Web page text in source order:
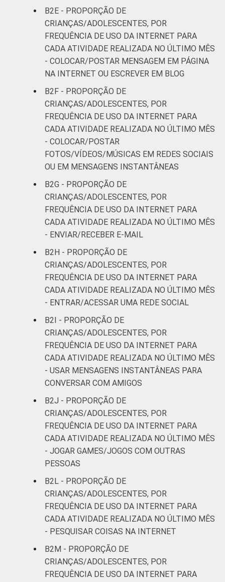
B2E - PROPORÇÃO DE
CRIANÇAS/ADOLESCENTES, POR
FREQUÊNCIA DE USO DA INTERNET PARA
CADA ATIVIDADE REALIZADA NO ÚLTIMO MÊS
- COLOCAR/POSTAR MENSAGEM EM PÁGINA
NA INTERNET OU ESCREVER EM BLOG
B2F - PROPORÇÃO DE
CRIANÇAS/ADOLESCENTES, POR
FREQUÊNCIA DE USO DA INTERNET PARA
CADA ATIVIDADE REALIZADA NO ÚLTIMO MÊS
- COLOCAR/POSTAR
FOTOS/VÍDEOS/MÚSICAS EM REDES SOCIAIS
OU EM MENSAGENS INSTANTÂNEAS
B2G - PROPORÇÃO DE
CRIANÇAS/ADOLESCENTES, POR
FREQUÊNCIA DE USO DA INTERNET PARA
CADA ATIVIDADE REALIZADA NO ÚLTIMO MÊS
- ENVIAR/RECEBER E-MAIL
B2H - PROPORÇÃO DE
CRIANÇAS/ADOLESCENTES, POR
FREQUÊNCIA DE USO DA INTERNET PARA
CADA ATIVIDADE REALIZADA NO ÚLTIMO MÊS
- ENTRAR/ACESSAR UMA REDE SOCIAL
B2I - PROPORÇÃO DE
CRIANÇAS/ADOLESCENTES, POR
FREQUÊNCIA DE USO DA INTERNET PARA
CADA ATIVIDADE REALIZADA NO ÚLTIMO MÊS
- USAR MENSAGENS INSTANTÂNEAS PARA
CONVERSAR COM AMIGOS
B2J - PROPORÇÃO DE
CRIANÇAS/ADOLESCENTES, POR
FREQUÊNCIA DE USO DA INTERNET PARA
CADA ATIVIDADE REALIZADA NO ÚLTIMO MÊS
- JOGAR GAMES/JOGOS COM OUTRAS
PESSOAS
B2L - PROPORÇÃO DE
CRIANÇAS/ADOLESCENTES, POR
FREQUÊNCIA DE USO DA INTERNET PARA
CADA ATIVIDADE REALIZADA NO ÚLTIMO MÊS
- PESQUISAR COISAS NA INTERNET
B2M - PROPORÇÃO DE
CRIANÇAS/ADOLESCENTES, POR
FREQUÊNCIA DE USO DA INTERNET PARA